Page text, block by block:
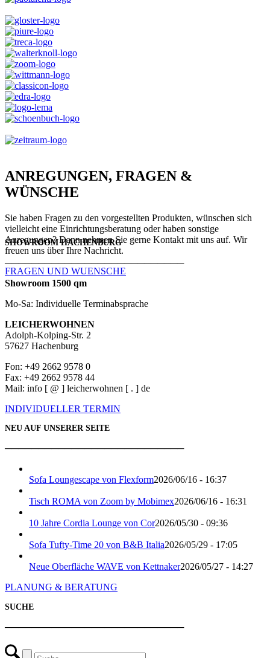
ANREGUNGEN, FRAGEN &
WÜNSCHE
Sie haben Fragen zu den vorgestellten Produkten, wünschen sich
vielleicht eine Einrichtungsberatung oder haben sonstige
Anregungen? Dann nehmen Sie gerne Kontakt mit uns auf. Wir
freuen uns über Ihre Nachricht.
FRAGEN UND WUENSCHE
SHOWROOM HACHENBURG
───────────────────────────
Showroom 1500 qm
Mo-Sa: Individuelle Terminabsprache
LEICHERWOHNEN
Adolph-Kolping-Str. 2
57627 Hachenburg
Fon: +49 2662 9578 0
Fax: +49 2662 9578 44
Mail: info [ @ ] leicherwohnen [ . ] de
INDIVIDUELLER TERMIN
NEU AUF UNSERER SEITE
───────────────────────────
Sofa Loungescape von Flexform2026/06/16 - 16:37
Tisch ROMA von Zoom by Mobimex2026/06/16 - 16:31
10 Jahre Cordia Lounge von Cor2026/05/30 - 09:36
Sofa Tufty-Time 20 von B&B Italia2026/05/29 - 17:05
Neue Oberfläche WAVE von Kettnaker2026/05/27 - 14:27
PLANUNG & BERATUNG
SUCHE
───────────────────────────